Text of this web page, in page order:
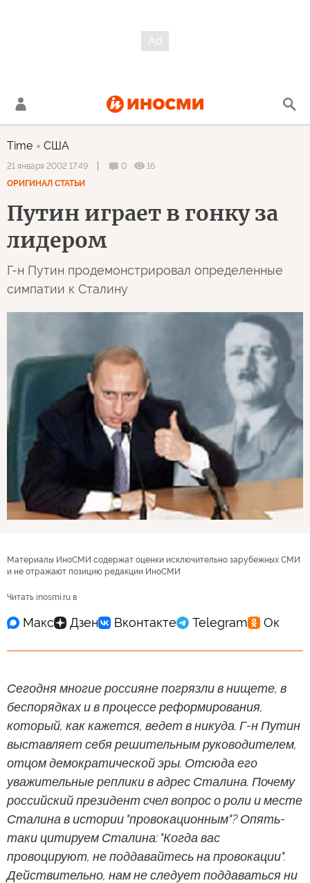
Time США
21 января 2002 17:49 0
16
ОРИГИНАЛ СТАТЬИ
Путин играет в гонку за
лидером
Г-н Путин продемонстрировал определенные
симпатии к Сталину
Материалы ИноСМИ содержат оценки исключительно зарубежных СМИ
и не отражают позицию редакции ИноСМИ
Читать inosmi.ru в
Сегодня многие россияне погрязли в нищете, в
беспорядках и в процессе реформирования,
который, как кажется, ведет в никуда. Г-н Путин
выставляет себя решительным руководителем,
отцом демократической эры. Отсюда его
уважительные реплики в адрес Сталина. Почему
российский президент счел вопрос о роли и месте
Сталина в истории "провокационным"? Опять-
таки цитируем Сталина: "Когда вас
провоцируют, не поддавайтесь на провокации".
Действительно, нам не следует поддаваться ни